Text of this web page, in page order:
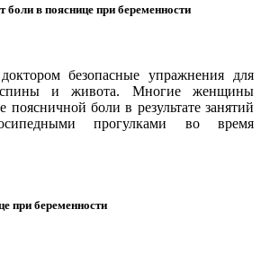
боли в пояснице при беременности
безопасные упражнения для
и живота. Многие женщины
поясничной боли в результате занятий
прогулками во время
при беременности